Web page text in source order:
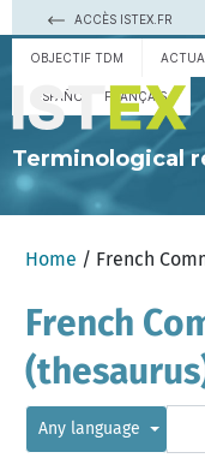
ACCÈS ISTEX.FR
OBJECTIF TDM
ESPAÑOL FRANÇAIS
Terminological
Home / French
French
Any language